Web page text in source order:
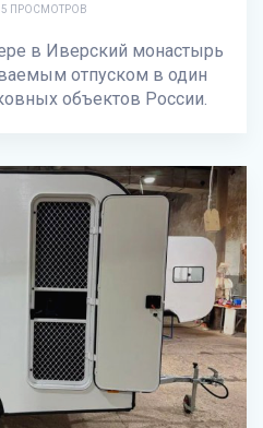
ПРОСМОТРОВ
в Иверский монастырь
отпуском в один
объектов России.